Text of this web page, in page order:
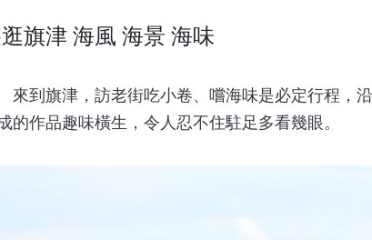
旗津 海風 海景 海味
到旗津，訪老街吃小卷、嚐海味是必定行程，
的作品趣味橫生，令人忍不住駐足多看幾眼。